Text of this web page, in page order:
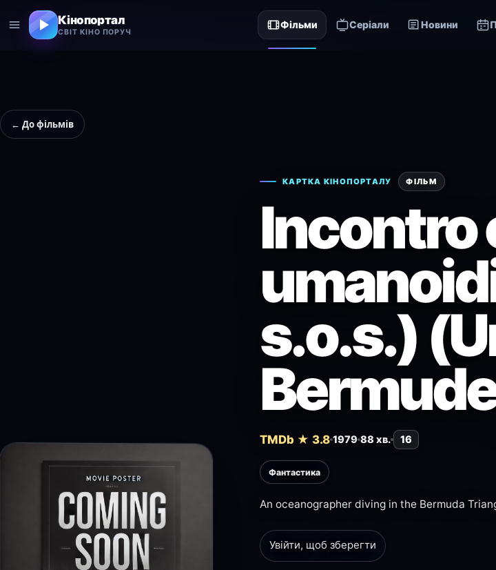
Кінопортал
СВІТ КІНО ПОРУЧ
Фільми Серіали Новини
← До фільмів
КАРТКА КІНОПОРТАЛУ ФІЛЬМ
Incontro
s.o.s.)
TMDb ★ 3.8 1979 88 хв. 16
Фантастика
An oceanographer diving in the Bermuda
Увійти, щоб зберегти